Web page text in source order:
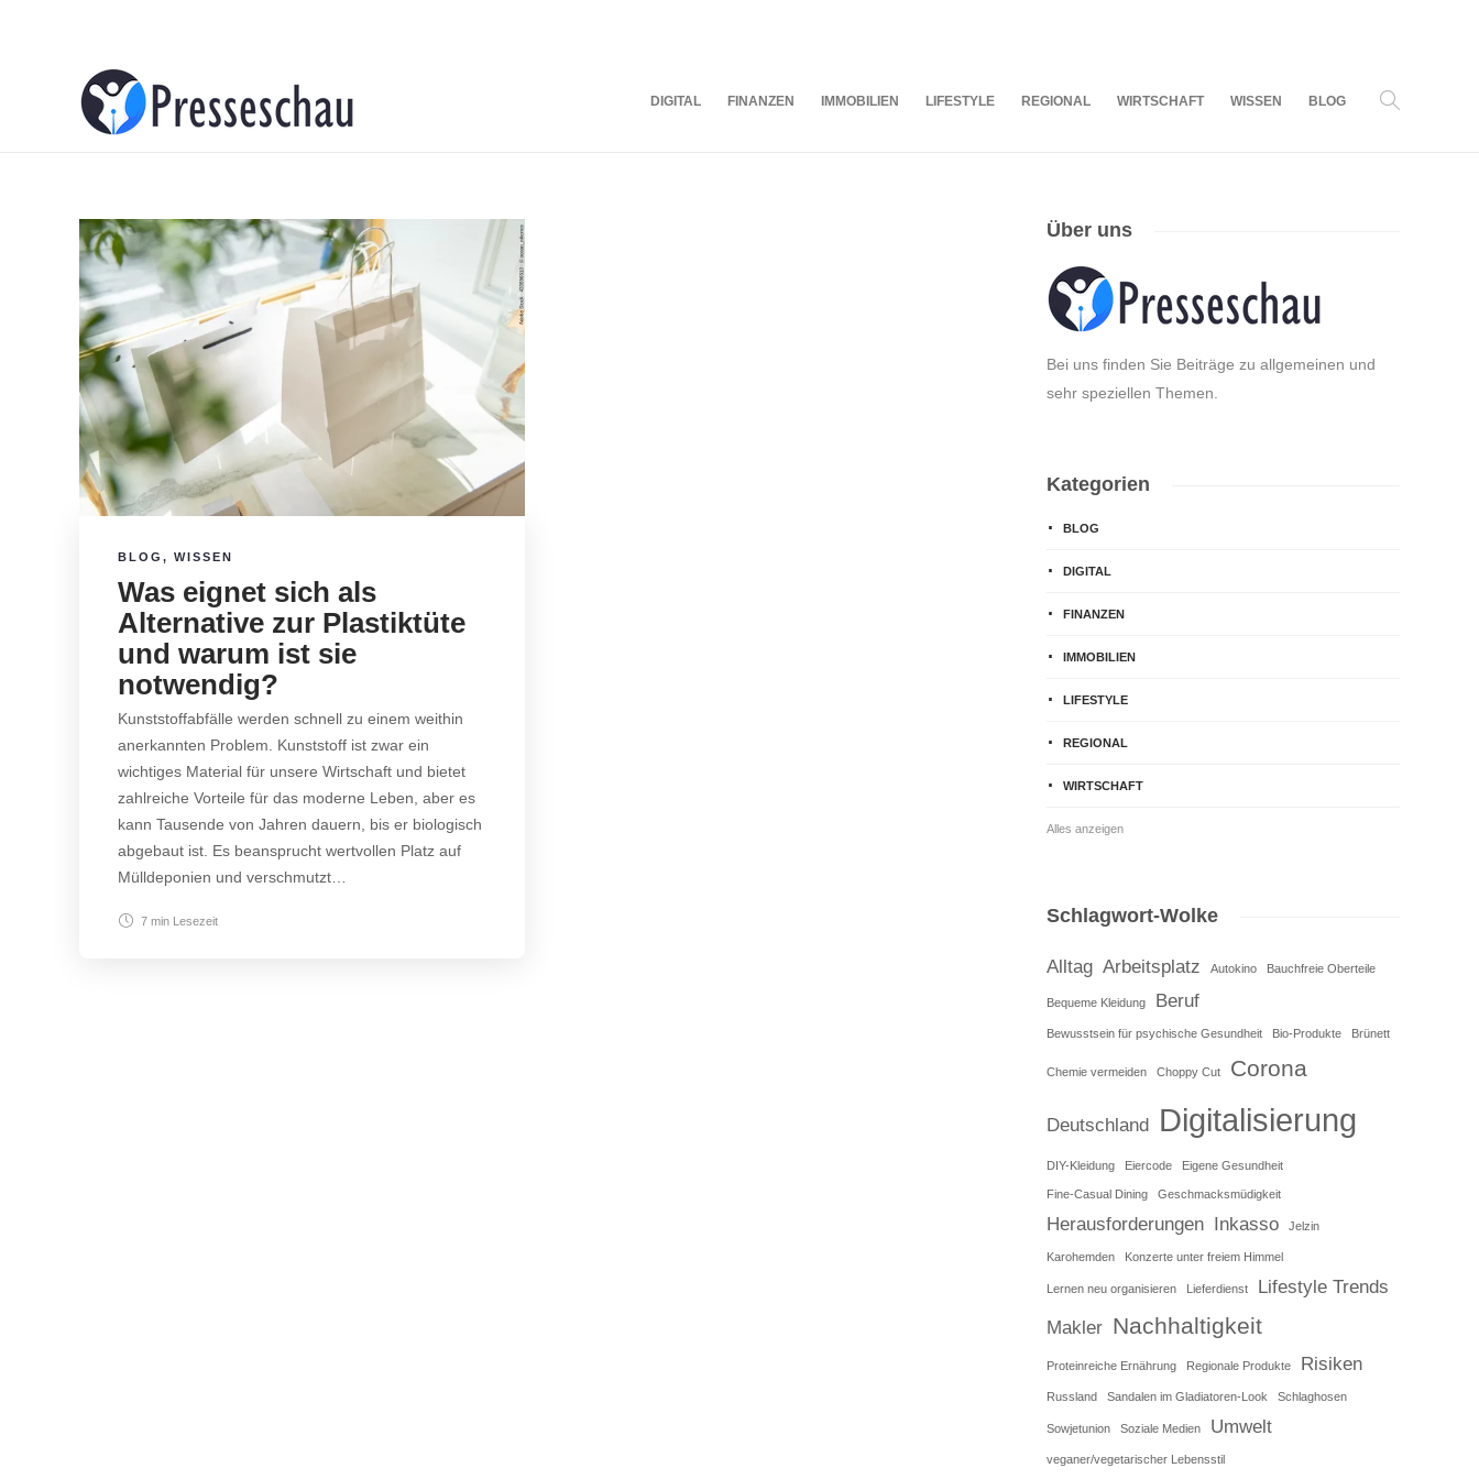
DIGITAL FINANZEN IMMOBILIEN LIFESTYLE REGIONAL WIRTSCHAFT WISSEN BLOG
BLOG , WISSEN
Was eignet sich als
Alternative zur Plastiktüte
und warum ist sie
notwendig?
Kunststoffabfälle werden schnell zu einem weithin
anerkannten Problem. Kunststoff ist zwar ein
wichtiges Material für unsere Wirtschaft und bietet
zahlreiche Vorteile für das moderne Leben, aber es
kann Tausende von Jahren dauern, bis er biologisch
abgebaut ist. Es beansprucht wertvollen Platz auf
Mülldeponien und verschmutzt…
7 min Lesezeit
Über uns
Bei uns finden Sie Beiträge zu allgemeinen und
sehr speziellen Themen.
Kategorien
BLOG
DIGITAL
FINANZEN
IMMOBILIEN
LIFESTYLE
REGIONAL
WIRTSCHAFT
Alles anzeigen
Schlagwort-Wolke
Alltag Arbeitsplatz Autokino Bauchfreie Oberteile
Bequeme Kleidung Beruf
Bewusstsein für psychische Gesundheit Bio-Produkte Brünett
Chemie vermeiden Choppy Cut Corona
Deutschland Digitalisierung
DIY-Kleidung Eiercode Eigene Gesundheit
Fine-Casual Dining Geschmacksmüdigkeit
Herausforderungen Inkasso Jelzin
Karohemden Konzerte unter freiem Himmel
Lernen neu organisieren Lieferdienst
Lifestyle Trends
Makler Nachhaltigkeit
Proteinreiche Ernährung Regionale Produkte Risiken
Russland Sandalen im Gladiatoren-Look Schlaghosen
Sowjetunion Soziale Medien Umwelt
veganer/vegetarischer Lebensstil